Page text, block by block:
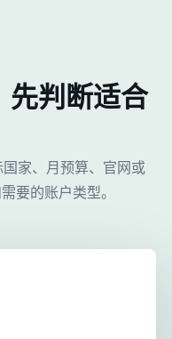
先判断适合
家、月预算、官网或
要的账户类型。